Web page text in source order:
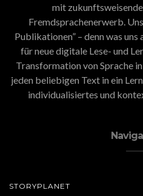
mit
Fremdsprachenerwerb.
Publikationen” – denn was
für neue digitale Lese- und
Transformation von Sprache
jeden beliebigen Text in ein
individualisiertes und
STORYPLANET